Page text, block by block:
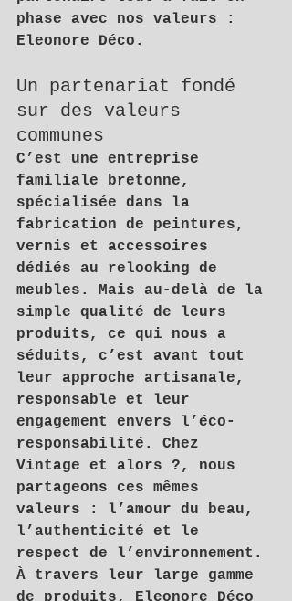
phase avec nos valeurs :
Eleonore Déco .
Un partenariat fondé
sur des valeurs
communes
C’est une entreprise
familiale bretonne,
spécialisée dans la
fabrication de peintures,
vernis et accessoires
dédiés au relooking de
meubles. Mais au-delà de la
simple qualité de leurs
produits, ce qui nous a
séduits, c’est avant tout
leur approche artisanale,
responsable et leur
engagement envers l’éco-
responsabilité. Chez
Vintage et alors ?, nous
partageons ces mêmes
valeurs : l’amour du beau,
l’authenticité et le
respect de l’environnement.
À travers leur large gamme
de produits, Eleonore Déco